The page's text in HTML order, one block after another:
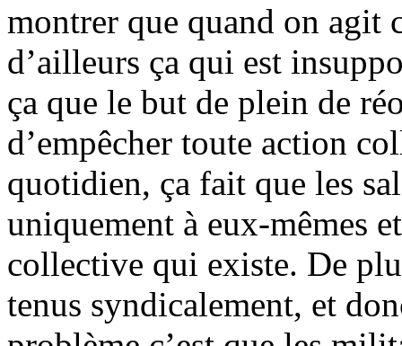
montrer que quand on agit
d’ailleurs ça qui est
ça que le but de plein de
d’empêcher toute action
quotidien, ça fait que les
uniquement à eux-mêmes
collective qui existe. De
tenus syndicalement, et